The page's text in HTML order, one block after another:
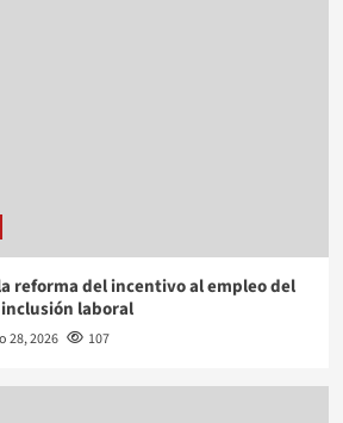
reforma del incentivo al empleo del
laboral
28, 2026 107